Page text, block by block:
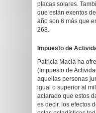
placas solares.
que están exentos
año son 6 más que
268.
Impuesto de
Patricia Macià ha
(Impuesto de
aquellas personas
igual o superior al
aclarado que estos
es decir, los efectos